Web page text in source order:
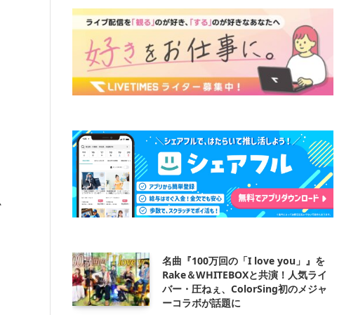
名曲『100万回の「I love you」』を
Rake＆WHITEBOXと共演！人気ライ
バー・圧ねぇ、ColorSing初のメジャ
ーコラボが話題に